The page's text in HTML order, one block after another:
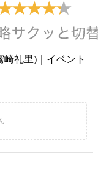
崎礼里)｜イベント